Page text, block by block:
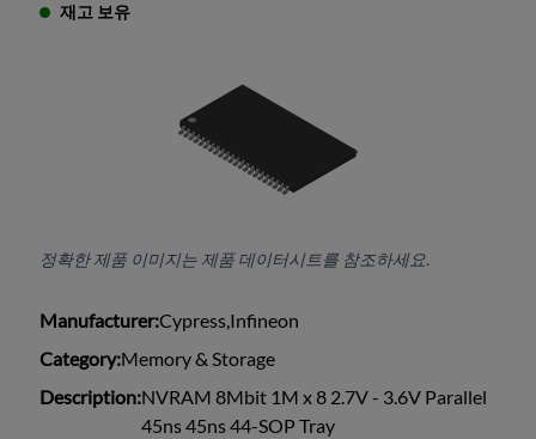
재고 보유
정확한 제품 이미지는 제품 데이터시트를 참조하세요.
Manufacturer:Cypress,Infineon
Category:Memory & Storage
Description:NVRAM 8Mbit 1M x 8 2.7V - 3.6V Parallel
45ns 45ns 44-SOP Tray